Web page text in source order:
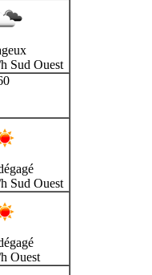
Sud Ouest
Sud Ouest
Ouest